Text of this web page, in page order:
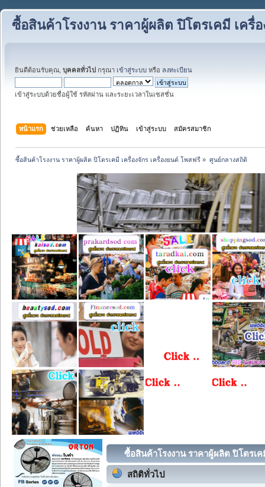
ซื้อสินค้าโรงงาน ราคาผู้ผลิต ปิโตรเคมี เครื่
ยินดีต้อนรับคุณ, บุคคลทั่วไป กรุณา เข้าสู่ระบบ หรือ ลงทะเบียน
เข้าสู่ระบบด้วยชื่อผู้ใช้ รหัสผ่าน และระยะเวลาในเซสชั่น
หน้าแรก ช่วยเหลือ ค้นหา ปฏิทิน เข้าสู่ระบบ สมัครสมาชิก
ซื้อสินค้าโรงงาน ราคาผู้ผลิต ปิโตรเคมี เครื่องจักร เครื่องยนต์ โพสฟรี » ศูนย์กลางสถิติ
ซื้อสินค้าโรงงาน ราคาผู้ผลิต ปิโตรเ
สถิติทั่วไป